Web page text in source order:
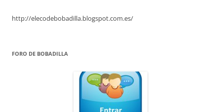
http://elecodebobadilla.blogspot.com.es/
FORO DE BOBADILLA